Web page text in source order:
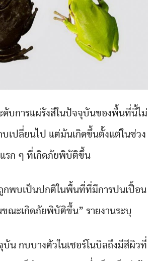
บการแผ่รังสีในปัจจุบันของพื้นที่นี้ไม่
บเปลี่ยนไป แต่มันเกิดขึ้นตั้งแต่ในช่วง
แรก ๆ ที่เกิดภัยพิบัติขึ้น
กพบเป็นปกติในพื้นที่ที่มีการปนเปื้อน
ณะเกิดภัยพิบัติขึ้น” รายงานระบุ
บัน กบบางตัวในเชอร์โนบิลถึงมีสีผิวที่